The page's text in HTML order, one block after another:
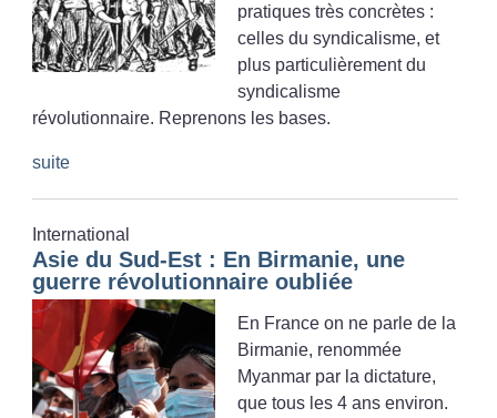
pratiques très concrètes :
celles du syndicalisme, et
plus particulièrement du
syndicalisme
révolutionnaire. Reprenons les bases.
suite
International
Asie du Sud-Est : En Birmanie, une
guerre révolutionnaire oubliée
En France on ne parle de la
Birmanie, renommée
Myanmar par la dictature,
que tous les 4 ans environ.